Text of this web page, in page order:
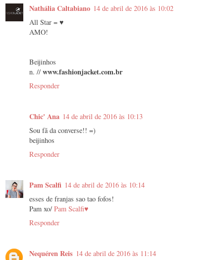
Nathália Caltabiano 14 de abril de 2016 às 10:02
All Star = ♥
AMO!
Beijinhos
n. // www.fashionjacket.com.br
Responder
Chic' Ana 14 de abril de 2016 às 10:13
Sou fã da converse!! =)
beijinhos
Responder
Pam Scalfi 14 de abril de 2016 às 10:14
esses de franjas sao tao fofos!
Pam xo/ Pam Scalfi♥
Responder
Nequéren Reis 14 de abril de 2016 às 11:14